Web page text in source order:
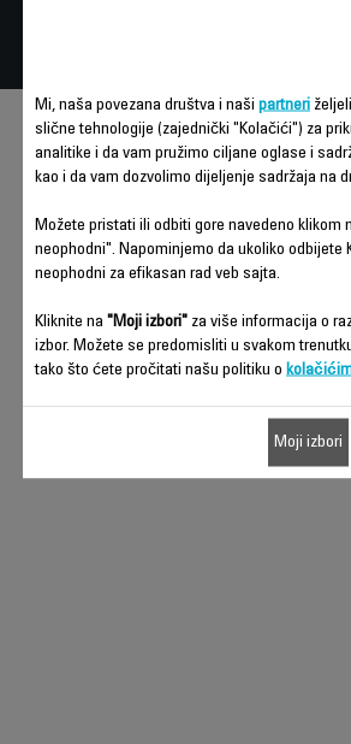
Mi, naša povezana društva i naši partneri
slične tehnologije (zajednički "Kolačići") za
analitike i da vam pružimo ciljane oglase i
kao i da vam dozvolimo dijeljenje sadržaja na
Možete pristati ili odbiti gore navedeno
neophodni". Napominjemo da ukoliko
neophodni za efikasan rad veb sajta.
Kliknite na "Moji izbori" za više informacija o
izbor. Možete se predomisliti u svakom
tako što ćete pročitati našu politiku o
Moji izbori